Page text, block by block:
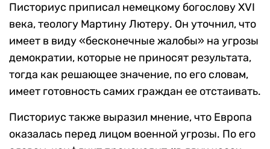
Писториус приписал немецкому богослову XVI
века, теологу Мартину Лютеру. Он уточнил, что
имеет в виду «бесконечные жалобы» на угрозы
демократии, которые не приносят результата,
тогда как решающее значение, по его словам,
имеет готовность самих граждан ее отстаивать.
Писториус также выразил мнение, что Европа
оказалась перед лицом военной угрозы. По его